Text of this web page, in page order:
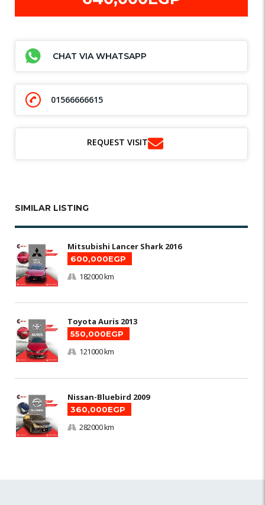
CHAT VIA WHATSAPP
01566666615
REQUEST VISIT
SIMILAR LISTING
Mitsubishi Lancer Shark 2016
600,000EGP
182000 km
Toyota Auris 2013
550,000EGP
121000 km
Nissan-Bluebird 2009
360,000EGP
282000 km